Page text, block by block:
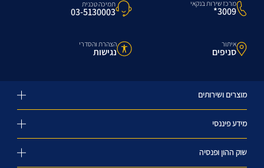
מרכז שירות בנקאי
3009*
תמיכה טכנית
03-5130003
איתור
סניפים
הצהרת והסדרי
נגישות
מוצרים ושירותים
מידע פיננסי
שוק ההון ופנסיה